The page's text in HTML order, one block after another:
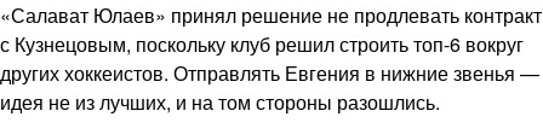
«Салават Юлаев» принял решение не продлевать контракт
с Кузнецовым, поскольку клуб решил строить топ-6 вокруг
других хоккеистов. Отправлять Евгения в нижние звенья —
идея не из лучших, и на том стороны разошлись.